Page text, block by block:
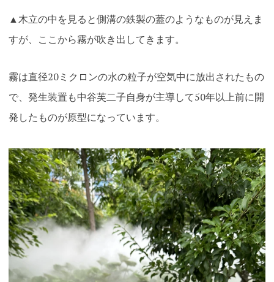
▲木立の中を見ると側溝の鉄製の蓋のようなものが見えま
すが、ここから霧が吹き出してきます。
霧は直径20ミクロンの水の粒子が空気中に放出されたもの
で、発生装置も中谷芙二子自身が主導して50年以上前に開
発したものが原型になっています。